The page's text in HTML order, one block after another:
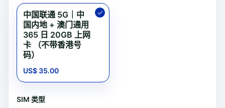
中国联通 5G｜中
国内地 + 澳门通用
365 日 20GB 上网
卡 （不带香港号
码）
US$ 35.00
SIM 类型